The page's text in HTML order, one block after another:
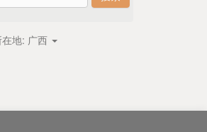
在地: 广西